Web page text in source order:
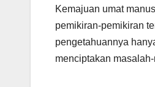
Kemajuan umat
pemikiran-pemikiran
pengetahuannya
menciptakan